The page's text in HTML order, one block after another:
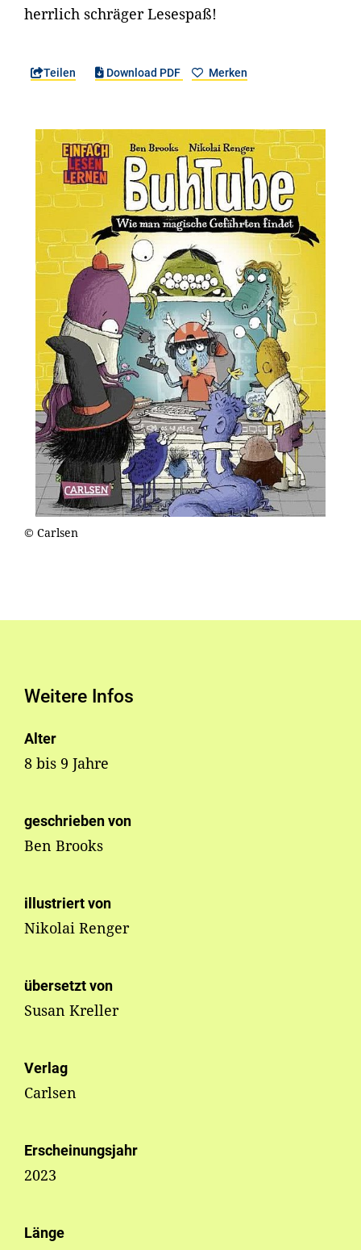
herrlich schräger Lesespaß!
Teilen Download PDF Merken
© Carlsen
Weitere Infos
Alter
8 bis 9 Jahre
geschrieben von
Ben Brooks
illustriert von
Nikolai Renger
übersetzt von
Susan Kreller
Verlag
Carlsen
Erscheinungsjahr
2023
Länge